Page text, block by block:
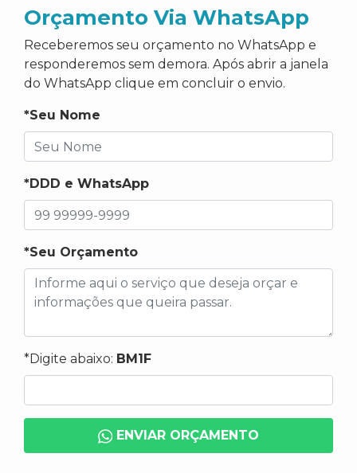
Orçamento Via WhatsApp
Receberemos seu orçamento no WhatsApp e
responderemos sem demora. Após abrir a janela
do WhatsApp clique em concluir o envio.
*Seu Nome
*DDD e WhatsApp
*Seu Orçamento
*Digite abaixo: BM1F
ENVIAR ORÇAMENTO